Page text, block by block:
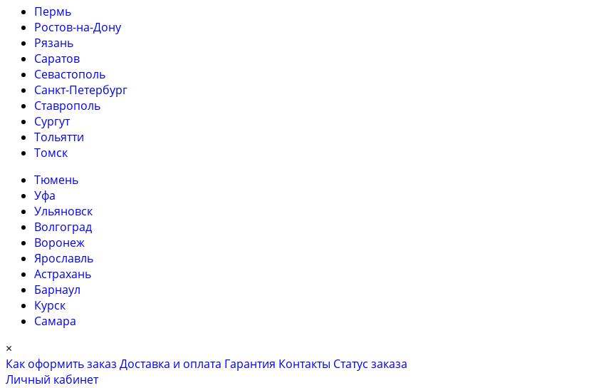
Пермь
Ростов-на-Дону
Рязань
Саратов
Севастополь
Санкт-Петербург
Ставрополь
Сургут
Тольятти
Томск
Тюмень
Уфа
Ульяновск
Волгоград
Воронеж
Ярославль
Астрахань
Барнаул
Курск
Самара
×
Как оформить заказ Доставка и оплата Гарантия Контакты Cтатус заказа
Личный кабинет